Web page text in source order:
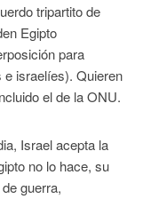
tripartito de
Egipto
para
israelíes). Quieren
el de la ONU.
Israel acepta la
no lo hace, su
guerra,